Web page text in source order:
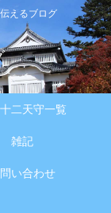
えるブログ
二天守一覧
雑記
い合わせ